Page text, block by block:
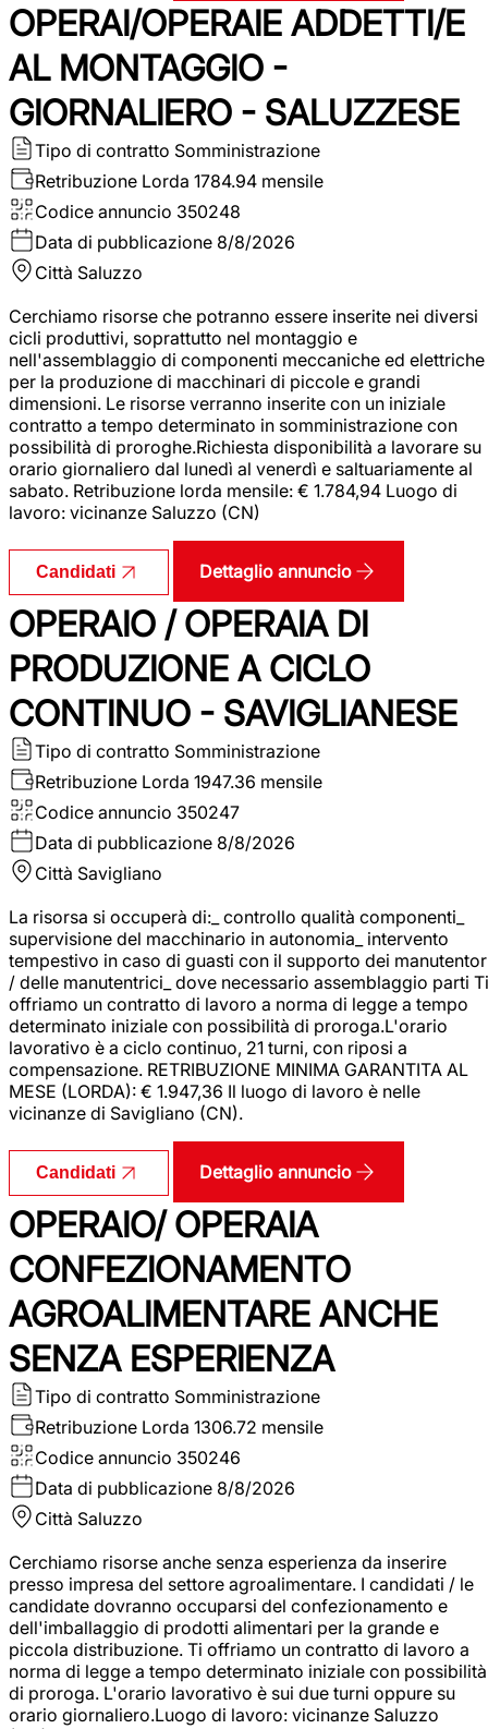
OPERAI/OPERAIE ADDETTI/E
AL MONTAGGIO -
GIORNALIERO - SALUZZESE
Tipo di contratto Somministrazione
Retribuzione Lorda 1784.94 mensile
Codice annuncio 350248
Data di pubblicazione 8/8/2026
Città Saluzzo
Cerchiamo risorse che potranno essere inserite nei diversi
cicli produttivi, soprattutto nel montaggio e
nell'assemblaggio di componenti meccaniche ed elettriche
per la produzione di macchinari di piccole e grandi
dimensioni. Le risorse verranno inserite con un iniziale
contratto a tempo determinato in somministrazione con
possibilità di proroghe.Richiesta disponibilità a lavorare su
orario giornaliero dal lunedì al venerdì e saltuariamente al
sabato. Retribuzione lorda mensile: € 1.784,94 Luogo di
lavoro: vicinanze Saluzzo (CN)
Candidati Dettaglio annuncio
OPERAIO / OPERAIA DI
PRODUZIONE A CICLO
CONTINUO - SAVIGLIANESE
Tipo di contratto Somministrazione
Retribuzione Lorda 1947.36 mensile
Codice annuncio 350247
Data di pubblicazione 8/8/2026
Città Savigliano
La risorsa si occuperà di:_ controllo qualità componenti_
supervisione del macchinario in autonomia_ intervento
tempestivo in caso di guasti con il supporto dei
/ delle manutentrici_ dove necessario assemblaggio parti Ti
offriamo un contratto di lavoro a norma di legge a tempo
determinato iniziale con possibilità di proroga.L'orario
lavorativo è a ciclo continuo, 21 turni, con riposi a
compensazione. RETRIBUZIONE MINIMA GARANTITA AL
MESE (LORDA): € 1.947,36 Il luogo di lavoro è nelle
vicinanze di Savigliano (CN).
Candidati Dettaglio annuncio
OPERAIO/ OPERAIA
CONFEZIONAMENTO
AGROALIMENTARE ANCHE
SENZA ESPERIENZA
Tipo di contratto Somministrazione
Retribuzione Lorda 1306.72 mensile
Codice annuncio 350246
Data di pubblicazione 8/8/2026
Città Saluzzo
Cerchiamo risorse anche senza esperienza da inserire
presso impresa del settore agroalimentare. I candidati / le
candidate dovranno occuparsi del confezionamento e
dell'imballaggio di prodotti alimentari per la grande e
piccola distribuzione. Ti offriamo un contratto di lavoro a
norma di legge a tempo determinato iniziale con possibilità
di proroga. L'orario lavorativo è sui due turni oppure su
orario giornaliero.Luogo di lavoro: vicinanze Saluzzo